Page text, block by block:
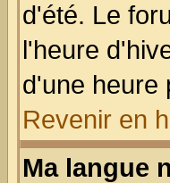
d'été. Le
l'heure
d'une heure
Revenir en
Ma langue